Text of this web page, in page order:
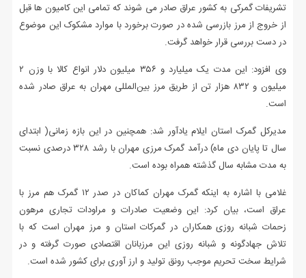
تشریفات گمرکی به کشور عراق صادر می شوند که تمامی این کامیون ها قبل
از خروج از مرز بازرسی شده در صورت برخورد با موارد مشکوک این موضوع
در دست بررسی قرار خواهد گرفت.
وی افزود: این مدت یک میلیارد و ۳۵۶ میلیون دلار انواع کالا با وزن ۲
میلیون و ۸۳۲ هزار تن از طریق مرز بین‌المللی مهران به عراق صادر شده
است.
مدیرکل گمرک استان ایلام یادآور شد: همچنین در این بازه زمانی( ابتدای
سال تا پایان دی ماه) درآمد گمرک مرزی مهران با رشد ۳۲۸ درصدی نسبت
به مدت مشابه سال گذشته همراه بوده است.
غلامی با اشاره به اینکه گمرک مهران کماکان در صدر ۱۲ گمرک هم مرز با
عراق است، بیان کرد: این وضعیت صادرات و مراودات تجاری مرهون
زحمات شبانه روزی همکاران در گمرکات استان و مرز مهران است که با
تلاش جهادگونه و شبانه روزی این مرزبانان اقتصادی صورت گرفته و در
شرایط سخت تحریم موجب رونق تولید و ارز آوری برای کشور شده است.